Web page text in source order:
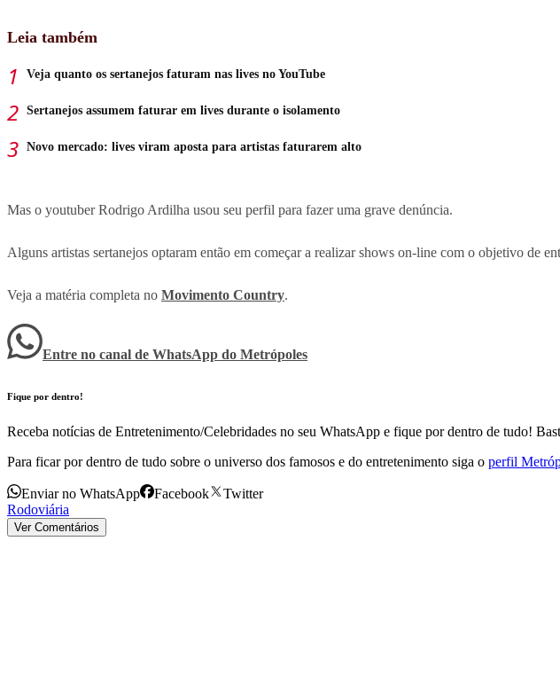
Leia também
Veja quanto os sertanejos faturam nas lives no YouTube
Sertanejos assumem faturar em lives durante o isolamento
Novo mercado: lives viram aposta para artistas faturarem alto
Mas o youtuber Rodrigo Ardilha usou seu perfil para fazer uma grave denúncia.
Alguns artistas sertanejos optaram então em começar a realizar shows on-line com o objetivo de
Veja a matéria completa no Movimento Country.
Entre no canal de WhatsApp do Metrópoles
Fique por dentro!
Receba notícias de Entretenimento/Celebridades no seu WhatsApp e fique por dentro de tudo!
Para ficar por dentro de tudo sobre o universo dos famosos e do entretenimento siga o perfil
Enviar no WhatsApp Facebook
Twitter
Rodoviária
Ver Comentários